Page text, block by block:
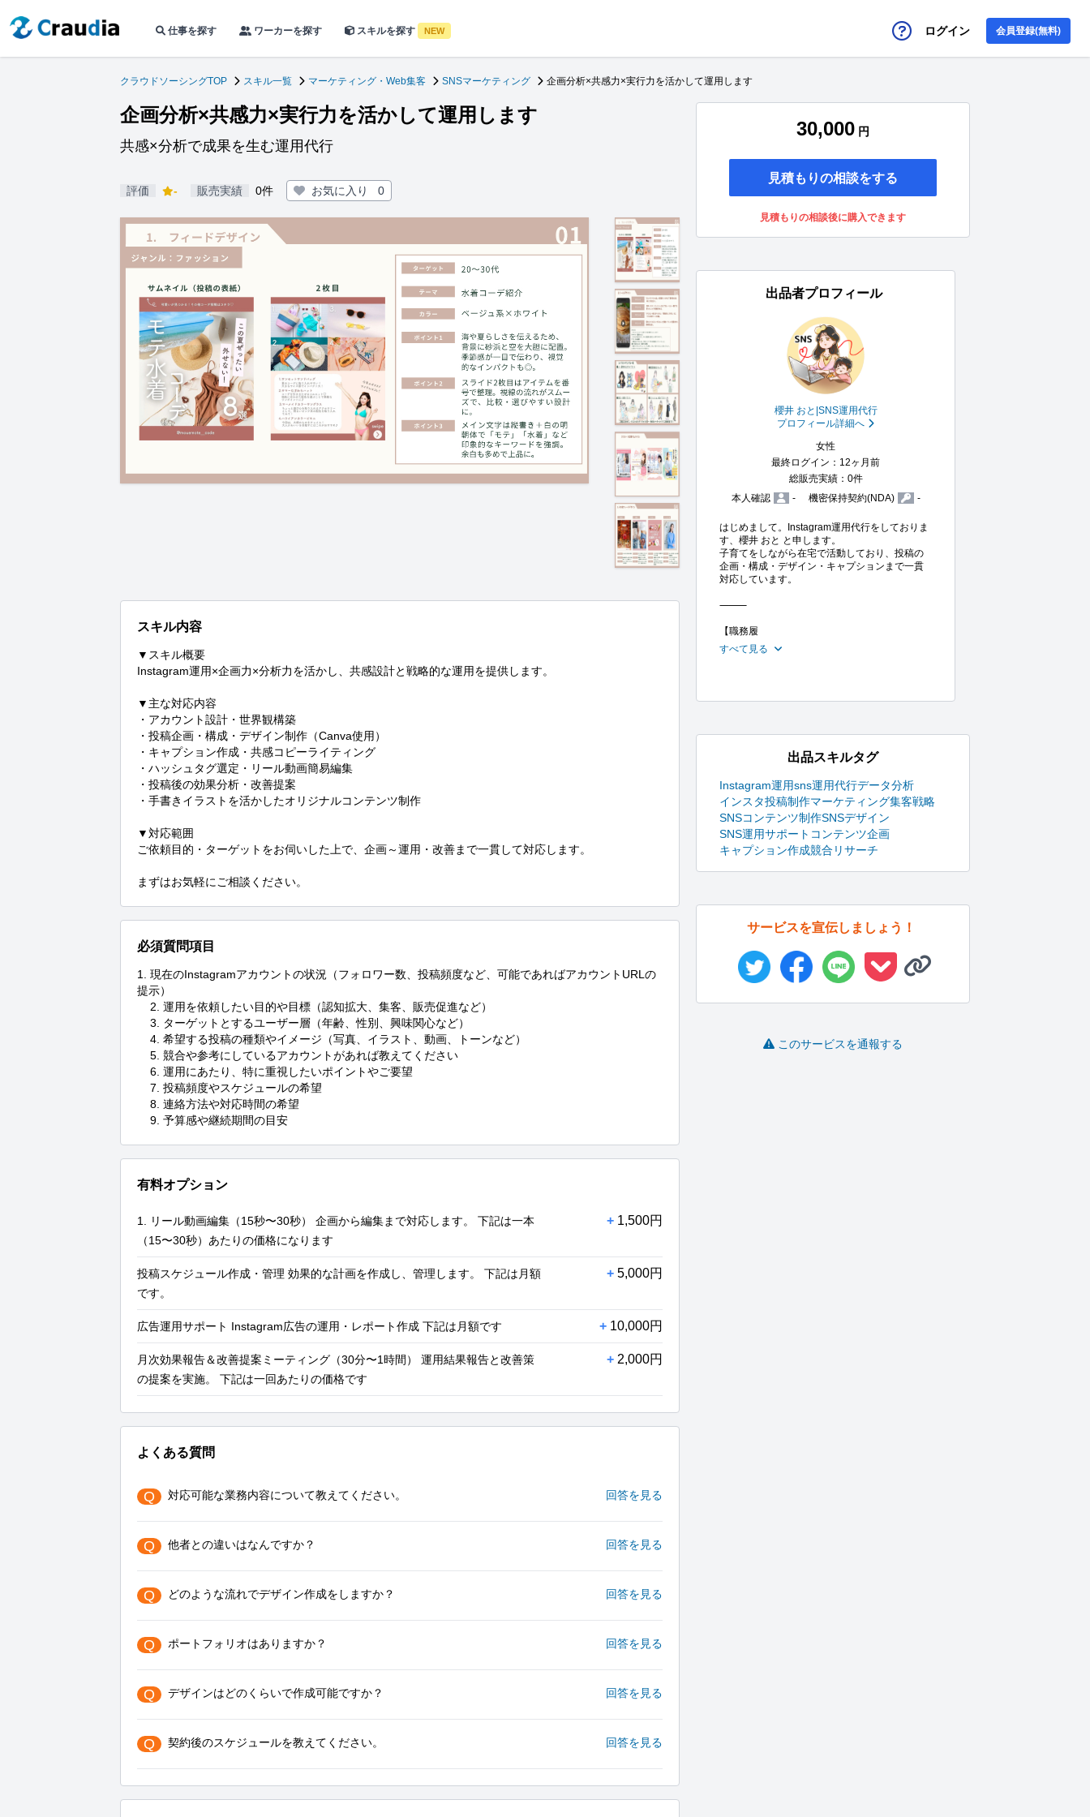
仕事を探す ワーカーを探す スキルを探す NEW ログイン 会員登録(無料)
クラウドソーシングTOP スキル一覧 マーケティング・Web集客 SNSマーケティング 企画分析×共感力×実行力を活かして運用します
企画分析×共感力×実行力を活かして運用します
共感×分析で成果を生む運用代行
評価 - 販売実績 0件 お気に入り 0
スキル内容
▼スキル概要
Instagram運用×企画力×分析力を活かし、共感設計と戦略的な運用を提供します。
▼主な対応内容
・アカウント設計・世界観構築
・投稿企画・構成・デザイン制作（Canva使用）
・キャプション作成・共感コピーライティング
・ハッシュタグ選定・リール動画簡易編集
・投稿後の効果分析・改善提案
・手書きイラストを活かしたオリジナルコンテンツ制作
▼対応範囲
ご依頼目的・ターゲットをお伺いした上で、企画～運用・改善まで一貫して対応します。
まずはお気軽にご相談ください。
必須質問項目
1.	現在のInstagramアカウントの状況（フォロワー数、投稿頻度など、可能であればアカウントURLの
提示）
	9.	予算感や継続期間の目安
有料オプション
1. リール動画編集（15秒〜30秒） 企画から編集まで対応します。 下記は一本
（15〜30秒）あたりの価格になります
+ 1,500円
投稿スケジュール作成・管理 効果的な計画を作成し、管理します。 下記は月額
です。
+ 5,000円
広告運用サポート Instagram広告の運用・レポート作成 下記は月額です + 10,000円
月次効果報告＆改善提案ミーティング（30分〜1時間） 運用結果報告と改善策
の提案を実施。 下記は一回あたりの価格です
+ 2,000円
よくある質問
Q 対応可能な業務内容について教えてください。 回答を見る
Q 他者との違いはなんですか？ 回答を見る
Q どのような流れでデザイン作成をしますか？ 回答を見る
Q ポートフォリオはありますか？ 回答を見る
Q デザインはどのくらいで作成可能ですか？ 回答を見る
Q 契約後のスケジュールを教えてください。 回答を見る
30,000 円
見積もりの相談をする
見積もりの相談後に購入できます
出品者プロフィール
櫻井 おと|SNS運用代行
プロフィール詳細へ
女性
最終ログイン：12ヶ月前
総販売実績：0件
本人確認
- 機密保持契約(NDA) -
はじめまして。Instagram運用代行をしておりま
す、櫻井 おと と申します。
子育てをしながら在宅で活動しており、投稿の
企画・構成・デザイン・キャプションまで一貫
対応しています。
⸻
【職務履
すべて見る
出品スキルタグ
Instagram運用sns運用代行データ分析
インスタ投稿制作マーケティング集客戦略
SNSコンテンツ制作SNSデザイン
SNS運用サポート コンテンツ企画
キャプション作成競合リサーチ
サービスを宣伝しましょう！
このサービスを通報する